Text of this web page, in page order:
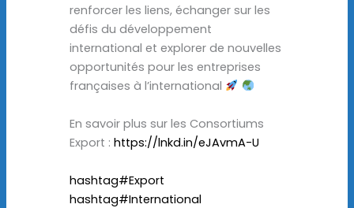
renforcer les liens, échanger sur les
défis du développement
international et explorer de nouvelles
opportunités pour les entreprises
françaises à l’international
En savoir plus sur les Consortiums
Export : https://lnkd.in/eJAvmA-U
hashtag#Export
hashtag#International